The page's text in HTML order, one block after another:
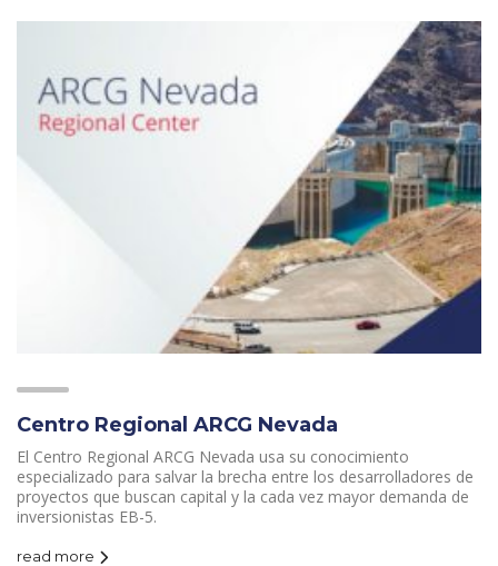
Centro Regional ARCG Nevada
El Centro Regional ARCG Nevada usa su conocimiento
especializado para salvar la brecha entre los desarrolladores de
proyectos que buscan capital y la cada vez mayor demanda de
inversionistas EB-5.
read more